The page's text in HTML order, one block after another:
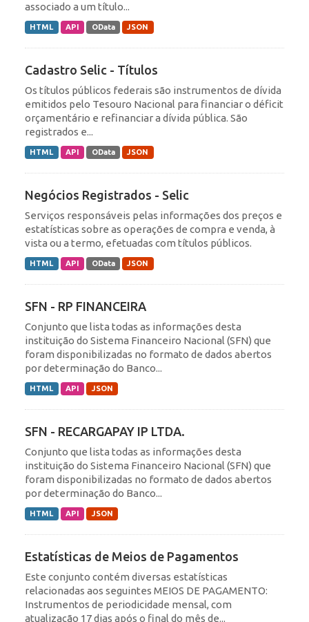
associado a um título...
HTML API OData JSON
Cadastro Selic - Títulos
Os títulos públicos federais são instrumentos de dívida
emitidos pelo Tesouro Nacional para financiar o déficit
orçamentário e refinanciar a dívida pública. São
registrados e...
HTML API OData JSON
Negócios Registrados - Selic
Serviços responsáveis pelas informações dos preços e
estatísticas sobre as operações de compra e venda, à
vista ou a termo, efetuadas com títulos públicos.
HTML API OData JSON
SFN - RP FINANCEIRA
Conjunto que lista todas as informações desta
instituição do Sistema Financeiro Nacional (SFN) que
foram disponibilizadas no formato de dados abertos
por determinação do Banco...
HTML API JSON
SFN - RECARGAPAY IP LTDA.
Conjunto que lista todas as informações desta
instituição do Sistema Financeiro Nacional (SFN) que
foram disponibilizadas no formato de dados abertos
por determinação do Banco...
HTML API JSON
Estatísticas de Meios de Pagamentos
Este conjunto contém diversas estatísticas
relacionadas aos seguintes MEIOS DE PAGAMENTO:
Instrumentos de periodicidade mensal, com
atualização 17 dias após o final do mês de...